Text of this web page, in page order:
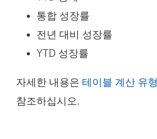
통합 성장률
전년 대비 성장률
YTD 성장률
자세한 내용은 테이블 계산 유형
참조하십시오.